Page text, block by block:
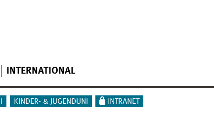
INTERNATIONAL
KINDER- & JUGENDUNI INTRANET